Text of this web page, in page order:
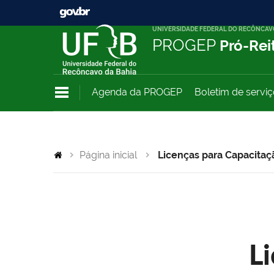
UNIVERSIDADE FEDERAL DO
PROGEP Pró-
Agenda da PROGEP Boletim de
Página inicial Licenças para